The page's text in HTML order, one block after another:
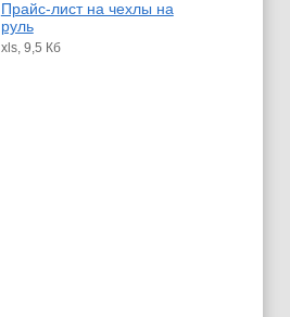
Прайс-лист на чехлы на
руль
xls, 9,5 Кб